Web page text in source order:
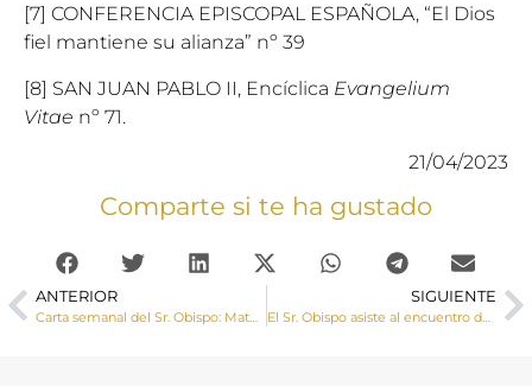
[7] CONFERENCIA EPISCOPAL ESPAÑOLA, “El Dios
fiel mantiene su alianza” nº 39
[8] SAN JUAN PABLO II, Encíclica Evangelium
Vitae nº 71.
21/04/2023
Comparte si te ha gustado
ANTERIOR SIGUIENTE
El Sr. Obispo asiste al encuentro de profesores de Religión